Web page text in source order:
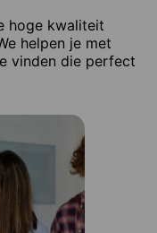
hoge kwaliteit
helpen je met
vinden die perfect